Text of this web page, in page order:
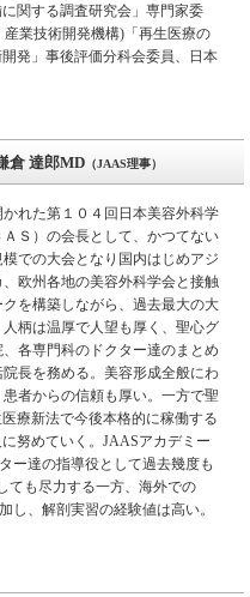
関する調査研究会」専門家委
業技術開発機構)「再生医療の
発」事後評価分科会委員、日本
倉 達郎MD （JAAS理事）
かれた第１０４回日本美容外科学
Ｓ）の会長として、かつてない
での大会となり国内はじめアジ
、欧州各地の美容外科学会と接触
クを構築しながら、過去最大の大
柄は温厚で人望も厚く、聖心グ
各専門科のドクター達のまとめ
長を務める。美容形成全般にわ
者からの信頼も厚い。一方で聖
療新法で今後本格的に稼働する
努めていく。JAASアカデミー
ー達の指導役として過去幾度も
ても尽力する一方、海外での
し、解剖実習の経験値は高い。